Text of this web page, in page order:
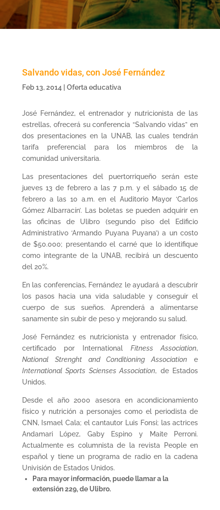
Salvando vidas, con José Fernández
Feb 13, 2014 Oferta educativa
José Fernández, el entrenador y nutricionista de las
estrellas, ofrecerá su conferencia “Salvando vidas” en
dos presentaciones en la UNAB, las cuales tendrán
tarifa preferencial para los miembros de la
comunidad universitaria.
Las presentaciones del puertorriqueño serán este
jueves 13 de febrero a las 7 p.m. y el sábado 15 de
febrero a las 10 a.m. en el Auditorio Mayor ‘Carlos
Gómez Albarracín’. Las boletas se pueden adquirir en
las oficinas de Ulibro (segundo piso del Edificio
Administrativo ‘Armando Puyana Puyana’) a un costo
de $50.000; presentando el carné que lo identifique
como integrante de la UNAB, recibirá un descuento
del 20%.
En las conferencias, Fernández le ayudará a descubrir
los pasos hacia una vida saludable y conseguir el
cuerpo de sus sueños. Aprenderá a alimentarse
sanamente sin subir de peso y mejorando su salud.
José Fernández es nutricionista y entrenador físico,
certificado por InternationalFitness Association,
National Strenght and Conditioning Association e
International Sports Scienses Association, de Estados
Unidos.
Desde el año 2000 asesora en acondicionamiento
físico y nutrición a personajes como el periodista de
CNN, Ismael Cala; el cantautor Luis Fonsi; las actrices
Andamari López, Gaby Espino y Maite Perroni.
Actualmente es columnista de la revista People en
español y tiene un programa de radio en la cadena
Univisión de Estados Unidos.
Para mayor información, puede llamar a la
extensión 229, de Ulibro.